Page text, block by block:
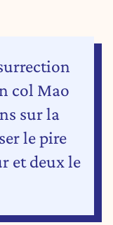
col Mao
sur la
le pire
et deux le